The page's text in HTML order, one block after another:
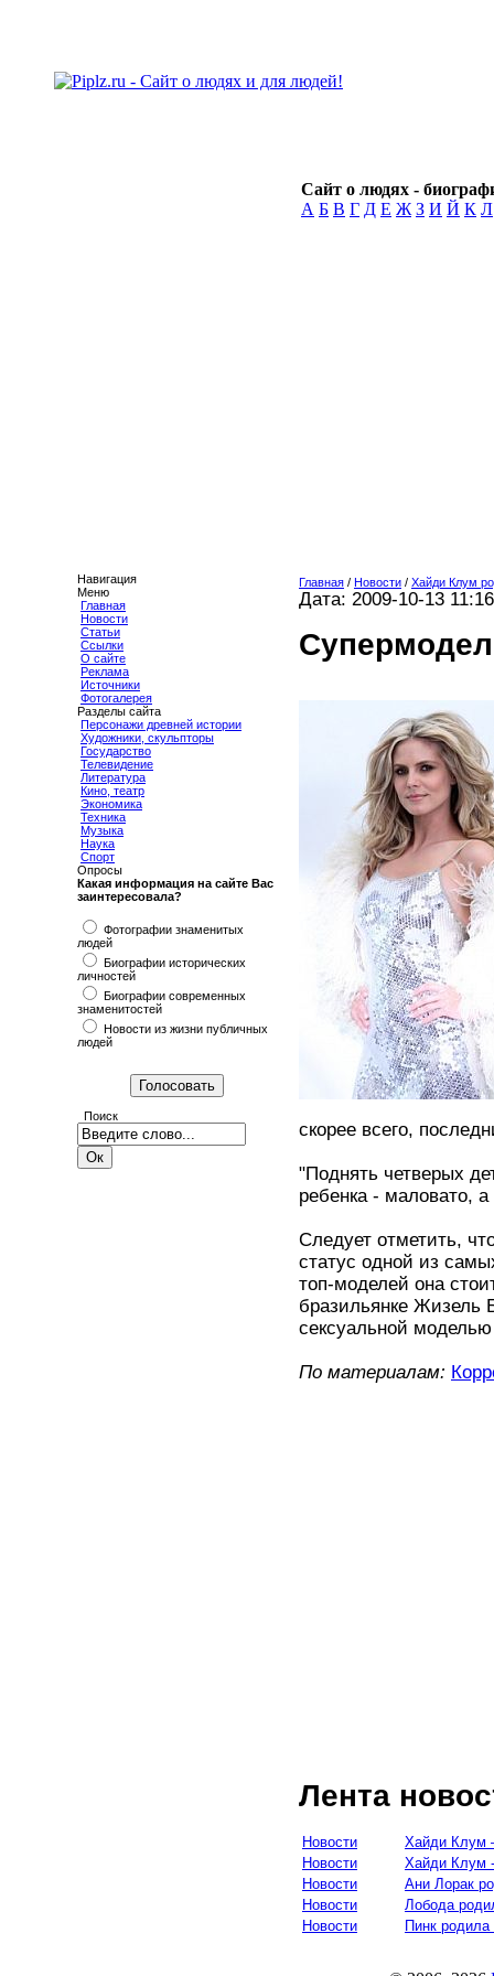
Сайт о людях -
А Б В Г Д Е Ж З И Й К Л
Навигация
Меню
Главная
Новости
Статьи
Ссылки
О сайте
Реклама
Источники
Фотогалерея
Разделы сайта
Персонажи древней истории
Художники, скульпторы
Государство
Телевидение
Литература
Кино, театр
Экономика
Техника
Музыка
Наука
Спорт
Опросы
Какая информация на сайте Вас
заинтересовала?
Фотографии знаменитых
людей
Биографии исторических
личностей
Биографии современных
знаменитостей
Новости из жизни публичных
людей
Поиск
Главная / Новости / Хайди Клум
Дата: 2009-10-13 11:16
скорее всего,
"Поднять четверых
ребенка - маловато,
Следует отметить,
статус одной из
топ-моделей она
бразильянке Жизель
сексуальной
По материалам:
Лента
Новости
Хайди Клум
Новости
Хайди Клум
Новости
Ани Лорак
Новости
Лобода
Новости
Пинк родила